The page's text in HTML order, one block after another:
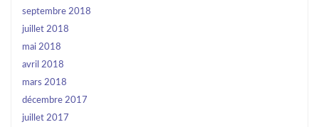
septembre 2018
juillet 2018
mai 2018
avril 2018
mars 2018
décembre 2017
juillet 2017